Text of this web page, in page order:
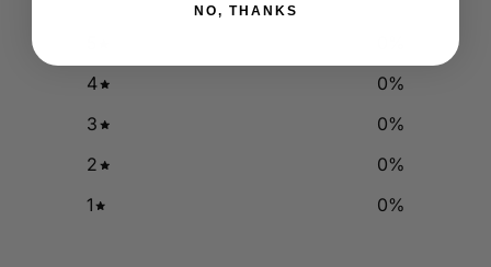
4
0%
3
0%
2
0%
1
0%
NO, THANKS